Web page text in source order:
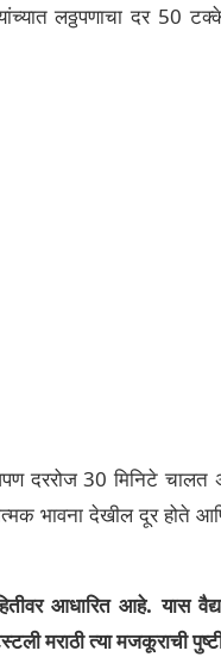
लठ्ठपणाचा दर
30 मिनिटे चालत
भावना देखील दूर होते
आधारित आहे. यास
मराठी त्या मजकूराची